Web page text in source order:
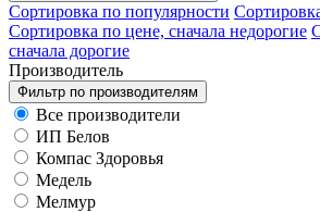
Сортировка по популярности
Сортировка по цене, сначала недорогие
сначала дорогие
Производитель
Фильтр по производителям
Все производители
ИП Белов
Компас Здоровья
Медель
Мелмур